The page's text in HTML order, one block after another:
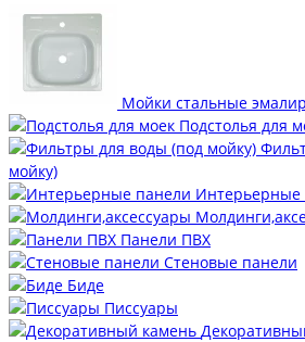
Мойки стальные
Подстолья для
мойку)
Интерьерные
Панели ПВХ
Стеновые панели
Биде
Писсуары